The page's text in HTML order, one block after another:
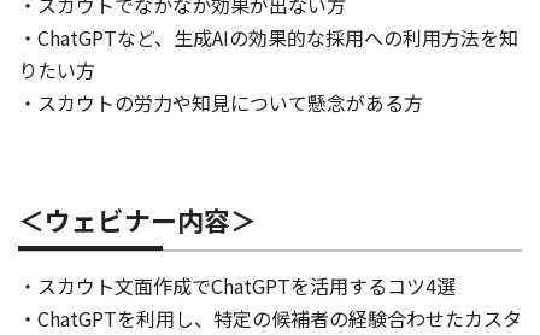
・ChatGPTなど、生成AIの効果的な採用への利用方法を知
りたい方
・スカウトの労力や知見について懸念がある方
＜ウェビナー内容＞
・スカウト文面作成でChatGPTを活用するコツ4選
・ChatGPTを利用し、特定の候補者の経験合わせたカスタ